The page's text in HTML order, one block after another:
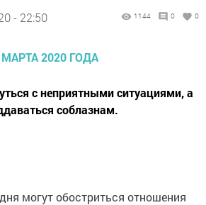
- 22:50 1144 0 0
с неприятными ситуациями, а
соблазнам.
могут обостриться отношения